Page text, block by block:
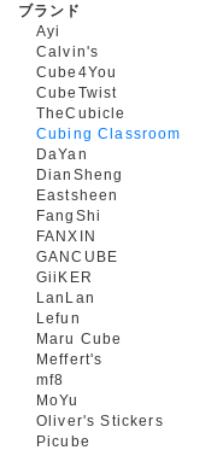
ブランド
Ayi
Calvin's
Cube4You
CubeTwist
TheCubicle
Cubing Classroom
DaYan
DianSheng
Eastsheen
FangShi
FANXIN
GANCUBE
GiiKER
LanLan
Lefun
Maru Cube
Meffert's
mf8
MoYu
Oliver's Stickers
Picube